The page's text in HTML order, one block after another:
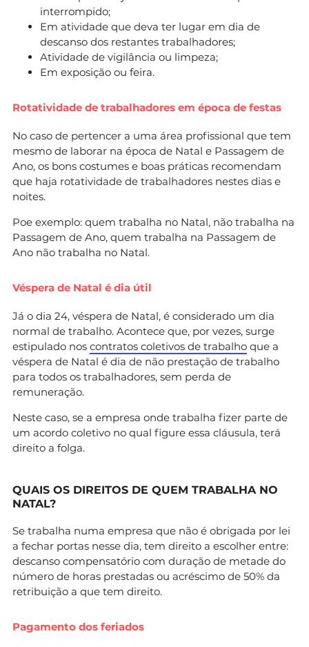
interrompido;
Em atividade que deva ter lugar em dia de
descanso dos restantes trabalhadores;
Atividade de vigilância ou limpeza;
Em exposição ou feira.
Rotatividade de trabalhadores em época de festas
No caso de pertencer a uma área profissional que tem
mesmo de laborar na época de Natal e Passagem de
Ano, os bons costumes e boas práticas recomendam
que haja rotatividade de trabalhadores nestes dias e
noites.
Poe exemplo: quem trabalha no Natal, não trabalha na
Passagem de Ano, quem trabalha na Passagem de
Ano não trabalha no Natal.
Véspera de Natal é dia útil
Já o dia 24, véspera de Natal, é considerado um dia
normal de trabalho. Acontece que, por vezes, surge
estipulado nos contratos coletivos de trabalho que a
véspera de Natal é dia de não prestação de trabalho
para todos os trabalhadores, sem perda de
remuneração.
Neste caso, se a empresa onde trabalha fizer parte de
um acordo coletivo no qual figure essa cláusula, terá
direito a folga.
QUAIS OS DIREITOS DE QUEM TRABALHA NO
NATAL?
Se trabalha numa empresa que não é obrigada por lei
a fechar portas nesse dia, tem direito a escolher entre:
descanso compensatório com duração de metade do
número de horas prestadas ou acréscimo de 50% da
retribuição a que tem direito.
Pagamento dos feriados